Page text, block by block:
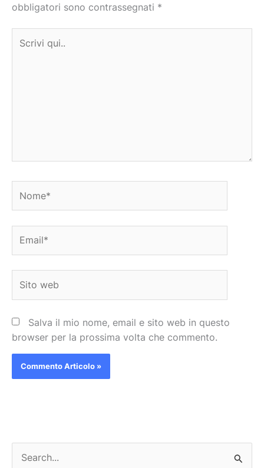
obbligatori sono contrassegnati *
qui..
web
Salva il mio nome, email e sito web in questo
browser per la prossima volta che commento.